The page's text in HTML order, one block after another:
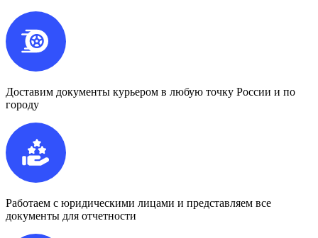
Доставим документы курьером в любую точку России и по
городу
Работаем с юридическими лицами и представляем все
документы для отчетности